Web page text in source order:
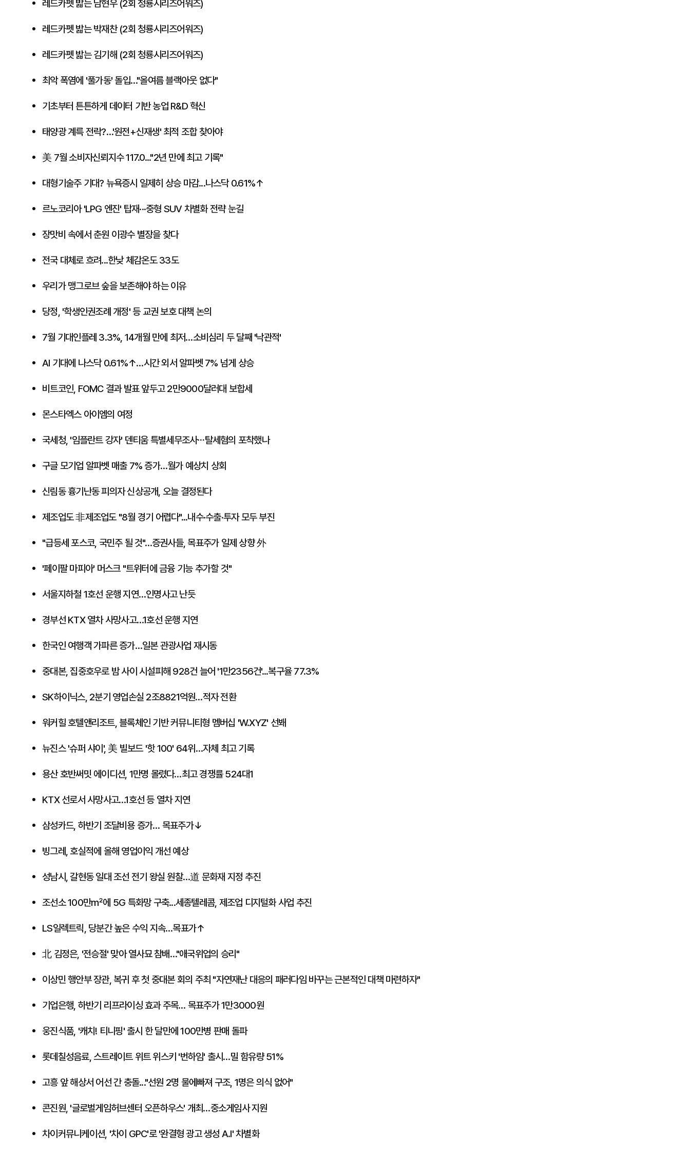
레드카펫 밟는 남현우 (2회 청룡시리즈어워즈)
레드카펫 밟는 박재찬 (2회 청룡시리즈어워즈)
레드카펫 밟는 김기해 (2회 청룡시리즈어워즈)
최악 폭염에 '풀가동' 돌입…"올여름 블랙아웃 없다"
기초부터 튼튼하게 데이터 기반 농업 R&D 혁신
태양광 계륵 전락?…'원전+신재생' 최적 조합 찾아야
美 7월 소비자신뢰지수 117.0..."2년 만에 최고 기록"
대형기술주 기대? 뉴욕증시 일제히 상승 마감...나스닥 0.61%↑
르노코리아 'LPG 엔진' 탑재···중형 SUV 차별화 전략 눈길
​장맛비 속에서 춘원 이광수 별장을 찾다
전국 대체로 흐려...한낮 체감온도 33도
​우리가 맹그로브 숲을 보존해야 하는 이유
당정, '학생인권조례 개정' 등 교권 보호 대책 논의
7월 기대인플레 3.3%, 14개월 만에 최저…소비심리 두 달째 '낙관적'
AI 기대에 나스닥 0.61%↑…시간 외서 알파벳 7% 넘게 상승
​비트코인, FOMC 결과 발표 앞두고 2만9000달러대 보합세
몬스타엑스 아이엠의 여정
국세청, '임플란트 강자' 덴티움 특별세무조사⋯탈세혐의 포착했나
구글 모기업 알파벳 매출 7% 증가…월가 예상치 상회
신림동 흉기난동 피의자 신상공개, 오늘 결정된다
제조업도 非제조업도 "8월 경기 어렵다"...내수·수출·투자 모두 부진
​"급등세 포스코, 국민주 될 것"…증권사들, 목표주가 일제 상향 外
'페이팔 마피아' 머스크 "트위터에 금융 기능 추가할 것"
서울지하철 1호선 운행 지연…인명사고 난듯
경부선 KTX 열차 사망사고…1호선 운행 지연
한국인 여행객 가파른 증가…일본 관광사업 재시동
중대본, 집중호우로 밤 사이 시설피해 928건 늘어 '1만2356건'...복구율 77.3%
SK하이닉스, 2분기 영업손실 2조8821억원…적자 전환
워커힐 호텔앤리조트, 블록체인 기반 커뮤니티형 멤버십 'W.XYZ' 선봬
뉴진스 '슈퍼 샤이', 美 빌보드 '핫 100' 64위…자체 최고 기록
용산 호반써밋 에이디션, ​1만명 몰렸다…최고 경쟁률 524대1
KTX 선로서 사망사고…1호선 등 열차 지연
삼성카드, 하반기 조달비용 증가… 목표주가↓
빙그레, 호실적에 올해 영업이익 개선 예상
성남시, 갈현동 일대 조선 전기 왕실 원찰…道 문화재 지정 추진
​조선소 100만㎡에 5G 특화망 구축...세종텔레콤, 제조업 디지털화 사업 추진
LS일렉트릭, 당분간 높은 수익 지속…목표가↑
北 김정은, '전승절' 맞아 열사묘 참배…"애국위업의 승리"
이상민 행안부 장관, 복귀 후 첫 중대본 회의 주최 "자연재난 대응의 패러다임 바꾸는 근본적인 대책 마련하자"
기업은행, 하반기 리프라이싱 효과 주목… 목표주가 1만3000원
웅진식품, '캐치! 티니핑' 출시 한 달만에 100만병 판매 돌파
​롯데칠성음료, 스트레이트 위트 위스키 '번하임' 출시…밀 함유량 51%
고흥 앞 해상서 어선 간 충돌..."선원 2명 물에빠져 구조, 1명은 의식 없어"
콘진원, '글로벌게임허브센터 오픈하우스' 개최…중소게임사 지원
차이커뮤니케이션, '차이 GPC'로 '완결형 광고 생성 A.I' 차별화